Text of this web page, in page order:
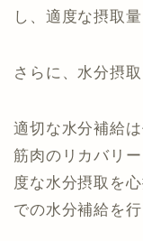
し、適度な摂取
さらに、水分摂
適切な水分補給
筋肉のリカバリ
度な水分摂取を
での水分補給を行